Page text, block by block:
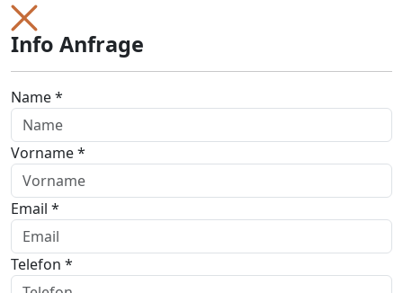
Info Anfrage
Name *
Vorname *
Email *
Telefon *